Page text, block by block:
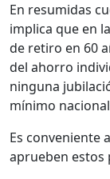
En resumidas
implica que en
de retiro en 60
del ahorro
ninguna
mínimo
Es conveniente
aprueben estos